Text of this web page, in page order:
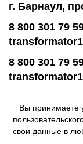
г. Барнаул,
8 800 301 79
8 800 301 79
Вы принимаете
свои данные в